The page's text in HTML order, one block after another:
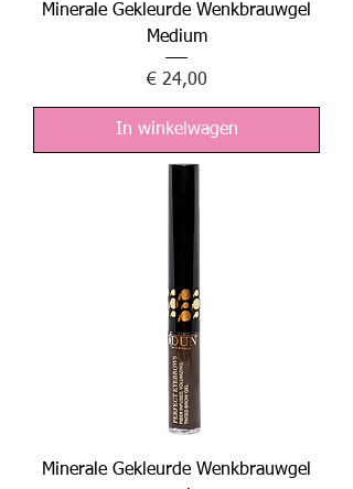
Minerale Gekleurde Wenkbrauwgel
Medium
Prijs
€ 24,00
In winkelwagen
Minerale Gekleurde Wenkbrauwgel